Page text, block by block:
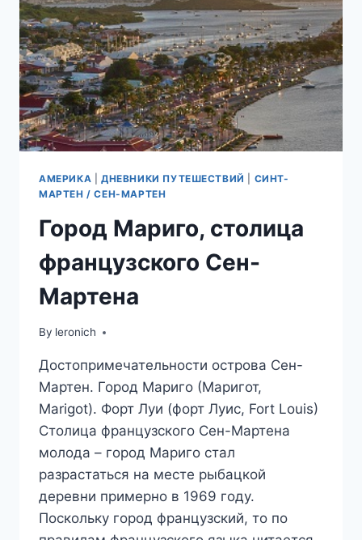
АМЕРИКА ДНЕВНИКИ ПУТЕШЕСТВИЙ
СИНТ-
МАРТЕН / СЕН-МАРТЕН
Город Мариго, столица
французского Сен-
Мартена
By leronich
Достопримечательности острова Сен-
Мартен. Город Мариго (Маригот,
Marigot). Форт Луи (форт Луис, Fort Louis)
Столица французского Сен-Мартена
молода – город Мариго стал
разрастаться на месте рыбацкой
деревни примерно в 1969 году.
Поскольку город французский, то по